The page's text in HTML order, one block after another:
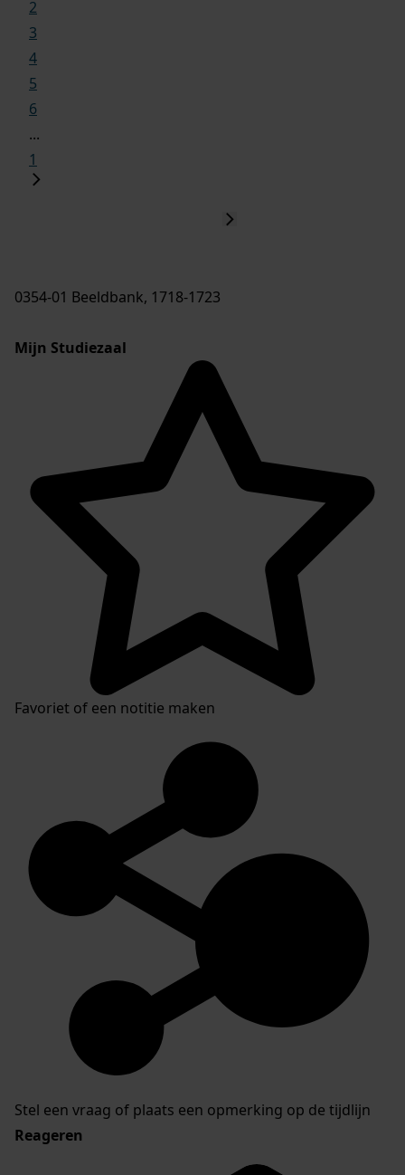
2
3
4
5
6
...
1
0354-01 Beeldbank, 1718-1723
Mijn Studiezaal
Favoriet of een notitie maken
Stel een vraag of plaats een opmerking op de tijdlijn
Reageren